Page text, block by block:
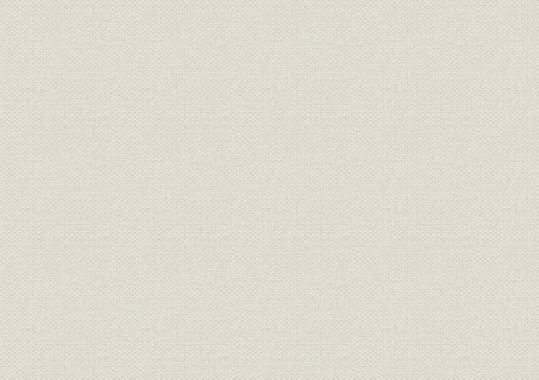
事業所
明治15年、銀座尾張町2丁目15
番地に開店した「レマルシャン
靴店」。
明治15年
技術;経営者
オランダ出身の靴師の先覚者 エ
フ・ジェ・レマルシャン
商品;広告宣伝
伊勢勝造靴場の靴のカタログ。
西村勝三の出身地である千葉県
佐倉市で最近発見された日本で
最初の靴のカタログ。
販売
桜組銀座店の製靴注文帳。(明治
10年ごろ)
明治10年
明治6年、米欧使節団一行、ワ
シントンで写す。皆、靴を履い
ている。正使の岩倉は、和服の